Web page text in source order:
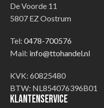
De Voorde 11
5807 EZ Oostrum
Tel: 0478-700576
Mail: info@ttohandel.nl
KVK: 60825480
BTW: NL854076396B01
Klantenservice